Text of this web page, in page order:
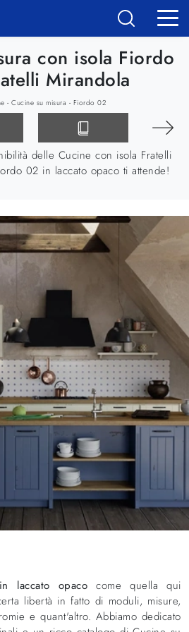
con isola Fiordo
Mirandola
- Cucine su misura - Fiordo 02
delle Cucine con isola Fratelli
02 in laccato opaco ti attende!
laccato opaco come quella qui
libertà in fatto di moduli, misure,
e quant'altro. Abbiamo dedicato